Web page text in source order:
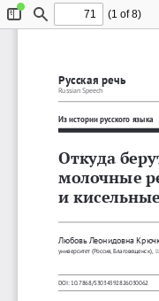
ToggleFind
(1 of 8)
Русская речь
Russian Speech
Из истории русского языка
Откуда
молочные
и кисельные
Любовь Леонидовна
университет (Россия Благовещенск),
DOI: 10.7868/S3034592826030062